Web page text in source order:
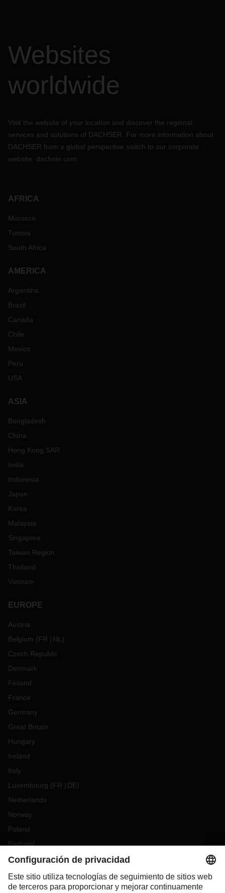
Websites
worldwide
Visit the website of your location and discover the regional
services and solutions of DACHSER. For more information about
DACHSER from a global perspective switch to our corporate
website: dachser.com
AFRICA
Morocco
Tunisia
South Africa
AMERICA
Argentina
Brazil
Canada
Chile
Mexico
Peru
USA
ASIA
Bangladesh
China
Hong Kong SAR
India
Indonesia
Japan
Korea
Malaysia
Singapore
Taiwan Region
Thailand
Vietnam
EUROPE
Austria
Belgium (FR NL )
Czech Republic
Denmark
Finland
France
Germany
Great Britain
Hungary
Ireland
Italy
Luxembourg (FR DE)
Netherlands
Norway
Poland
Portugal
Romania
Slovakia
Spain